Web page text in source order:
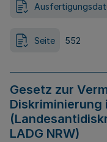
Seite 552
Gesetz zur
Diskriminierung
LADG NRW)